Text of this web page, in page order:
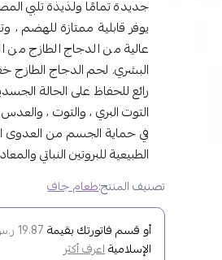
يوفر قابلية ممتازة للهضم ،
عالية من الدجاج الطازج من
البشري. لحم الدجاج الطازج
رائع للحفاظ على الحالة
التوت البري ، والتوت ،
في حماية الجسم من العدوى
الطبيعية للبروتين النباتي
تصنيف المنتج:طعام جاف
أو قسم فاتورتك بقيمة 19.87 ر.س
الإسلاميةاعرف أكثر